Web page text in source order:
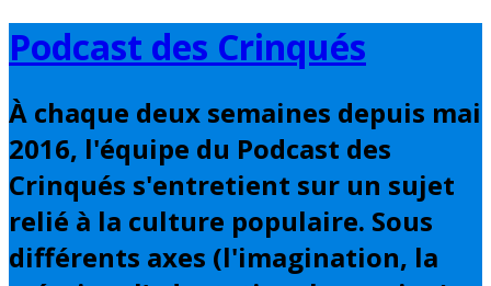
Basculer
vers
contenu
Podcast des Crinqués
À chaque deux semaines depuis mai
2016, l'équipe du Podcast des
Crinqués s'entretient sur un sujet
relié à la culture populaire. Sous
différents axes (l'imagination, la